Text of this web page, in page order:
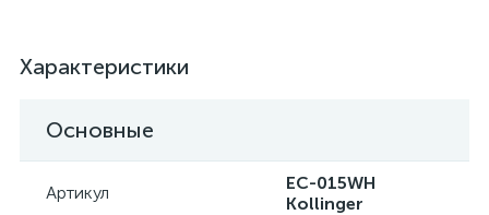
Характеристики
Основные
Артикул
EC-015WH
Kollinger